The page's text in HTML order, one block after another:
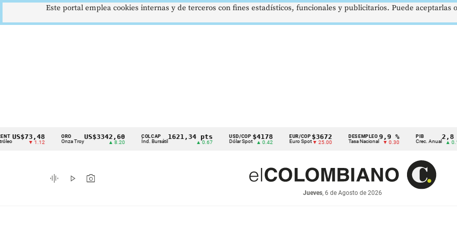
Cintillo
indicadores
económicos
▼ 1.12
ORO
Onza Troy
US$3342,60 COLCAP
Índ. Bursátil
1621,34 pts USD/COP
Dólar Spot
$4178
▲ 0.42
EUR/COP
Euro Spot
$3672
▼ 25.00
DESEMPLEO
Tasa Nacional
9,9 %
▼ 0.30
PIB
Crec. Anual
2,8 %
▲ 0.10
graphic_eq play_arrow photo_camera
Jueves, 6 de Agosto de 2026
Este portal emplea cookies internas y de terceros con fines estadísticos, funcionales y publicitarios. Puede aceptarlas